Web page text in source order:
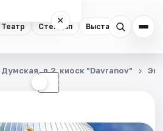
Театр Стендап Выставки
×
☾
Думская, д.2, киоск "Davranov"